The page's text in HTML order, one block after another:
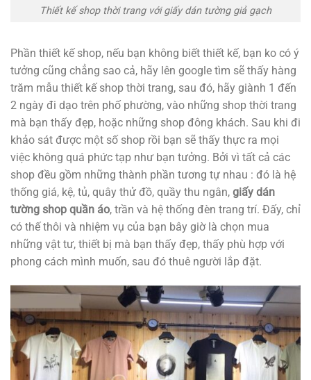
Thiết kế shop thời trang với giấy dán tường giả gạch
Phần thiết kế shop, nếu bạn không biết thiết kế, bạn ko có ý
tưởng cũng chẳng sao cả, hãy lên google tìm sẽ thấy hàng
trăm mẫu thiết kế shop thời trang, sau đó, hãy giành 1 đến
2 ngày đi dạo trên phố phường, vào những shop thời trang
mà bạn thấy đẹp, hoặc những shop đông khách. Sau khi đi
khảo sát được một số shop rồi bạn sẽ thấy thực ra mọi
việc không quá phức tạp như bạn tưởng. Bởi vì tất cả các
shop đều gồm những thành phần tương tự nhau : đó là hệ
thống giá, kệ, tủ, quây thử đồ, quầy thu ngân, giấy dán
tường shop quần áo, trần và hệ thống đèn trang trí. Đấy, chỉ
có thế thôi và nhiệm vụ của bạn bây giờ là chọn mua
những vật tư, thiết bị mà bạn thấy đẹp, thấy phù hợp với
phong cách mình muốn, sau đó thuê người lắp đặt.